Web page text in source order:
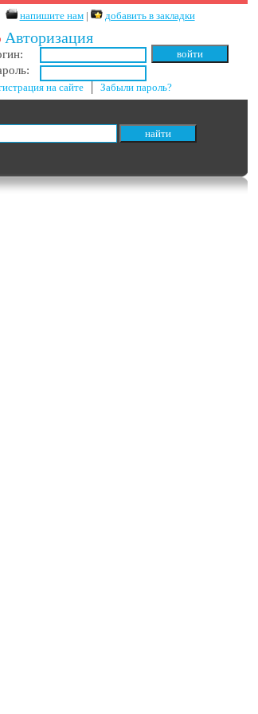
напишите нам| добавить в закладки
Авторизация
на сайте │Забыли пароль?